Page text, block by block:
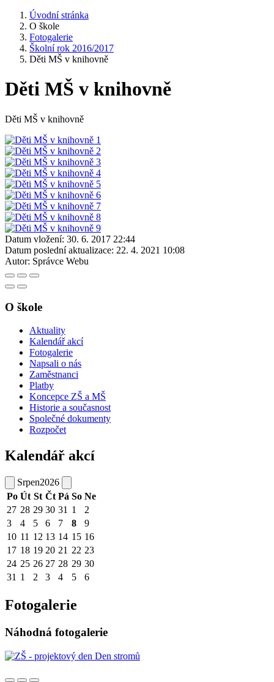
Úvodní stránka
O škole
Fotogalerie
Školní rok 2016/2017
Děti MŠ v knihovně
Děti MŠ v knihovně
Děti MŠ v knihovně
Datum vložení: 30. 6. 2017 22:44
Datum poslední aktualizace: 22. 4. 2021 10:08
Autor: Správce Webu
O škole
Aktuality
Kalendář akcí
Fotogalerie
Napsali o nás
Zaměstnanci
Platby
Koncepce ZŠ a MŠ
Historie a současnost
Společné dokumenty
Rozpočet
Kalendář akcí
Srpen2026
Po Út St Čt Pá So Ne
27 28 29 30 31 1
2
3
4 5 6 7 8
9
10 11 12 13 14 15 16
17 18 19 20 21 22 23
24 25 26 27 28 29 30
31 1 2 3 4 5 6
Fotogalerie
Náhodná fotogalerie